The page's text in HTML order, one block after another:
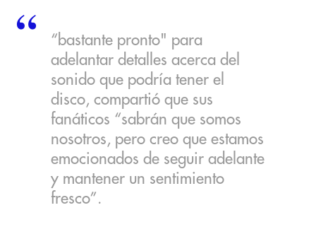
“bastante pronto" para
adelantar detalles acerca del
sonido que podría tener el
disco, compartió que sus
fanáticos “sabrán que somos
nosotros, pero creo que estamos
emocionados de seguir adelante
y mantener un sentimiento
fresco”.